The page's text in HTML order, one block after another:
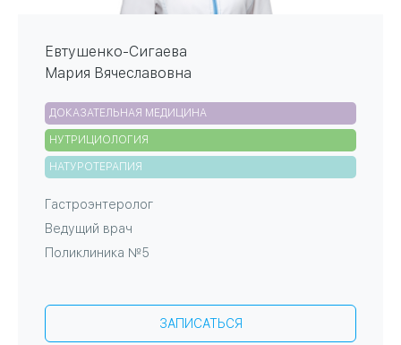
Евтушенко-Сигаева
Мария Вячеславовна
ДОКАЗАТЕЛЬНАЯ МЕДИЦИНА
НУТРИЦИОЛОГИЯ
НАТУРОТЕРАПИЯ
Гастроэнтеролог
Ведущий врач
Поликлиника №5
ЗАПИСАТЬСЯ